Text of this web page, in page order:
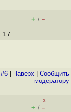
+ / –
Наверх
Cообщить
модератору
–3
+ / –